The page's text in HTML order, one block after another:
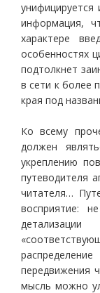
информация,
характере
особенностях
подтолкнет
в сети к более
края под
Ко всему
должен
укреплению
путеводителя
читателя…
восприятие:
передвижения
мысль можно